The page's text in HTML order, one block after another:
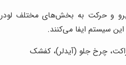
و حرکت به بخش‌های مختلف
سیستم ایفا می‌کنند.
چرخ جلو (آیدلر)، کفشک